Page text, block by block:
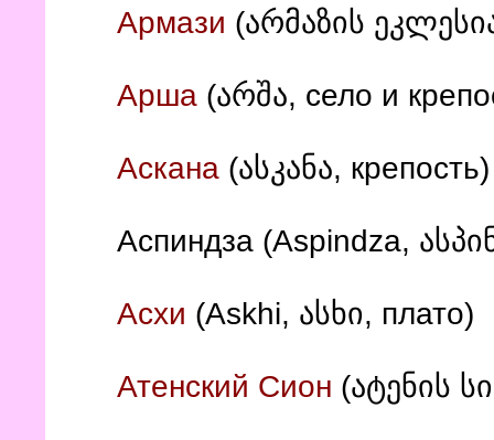
Армази (არმაზის
Арша (არშა, село и
Аскана (ასკანა, крепость)
Аспиндза (Aspindza,
Асхи (Askhi, ასხი, плато)
Атенский Сион (ატენის